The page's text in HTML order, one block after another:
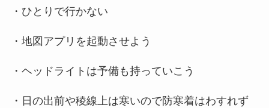
・ひとりで行かない
・地図アプリを起動させよう
・ヘッドライトは予備も持っていこう
・日の出前や稜線上は寒いので防寒着はわすれず